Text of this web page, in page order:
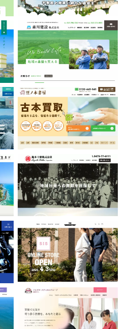
豆ノ木書房
鈴木土建株式会社
THE CONDUCTORS
フルガキ・メディカルグループ